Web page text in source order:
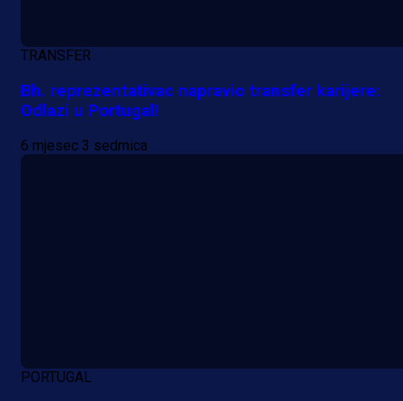
specijale i iskoristi jedinstvenu
TRANSFER
Bh. reprezentativac napravio transfer karijere:
Odlazi u Portugal!
6 mjesec 3 sedmica
PORTUGAL